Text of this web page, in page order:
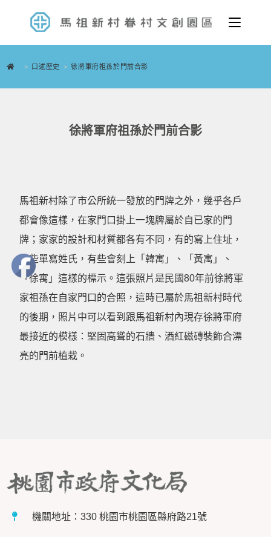
> 口述歷史 > 徐將軍府祖孫於門前合影
徐將軍府祖孫於門前合影
馬祖新村除了市公所統一發放的門牌之外，幾乎各戶
都會像這樣，在家門口掛上一塊牌屬於自已家的門
牌；家家的設計和材質都各有不同，有的寫上住址，
有些單寫姓氏，有些會刻上「韓寓」、「黃寓」、
「徐寓」這樣的標示。這張照片是民國80年前徐將軍
家祖孫在自家門口的合照，這時已屬於馬祖新村時代
的後期，照片中可以看到跟馬祖新村內現存徐將軍府
最接近的模樣：堅固高聳的石牆、酒紅磁磚裝飾合漂
亮的門前植栽。
機關地址：330 桃園市桃園區縣府路21號